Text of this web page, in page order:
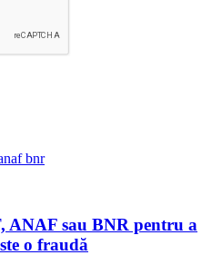
ANAF sau BNR pentru a
o fraudă